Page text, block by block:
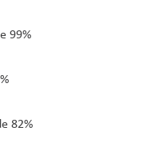
99%
82%